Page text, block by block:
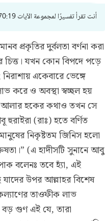
أنت تقرأ تفسيرًا لمجموعة الآيات 70:19إلى 70:35
প্রকৃতির দুর্বলতা বর্ণনা করা
চিত্ত। যখন কোন বিপদে পড়ে
একেবারে ভেঙ্গে
করে ও অবস্থা স্বচ্ছল হয়
হকের কথাও তখন সে
(রাঃ) হতে বর্ণিত
নিকৃষ্টতম জিনিস হলো
(এ হাদীসটি সুনানে আবু
বলেনঃ তবে হ্যাঁ, এই
যাদের উপর আল্লাহর বিশেষ
তাওফীক লাভ
বড় গুণ এই যে, তারা